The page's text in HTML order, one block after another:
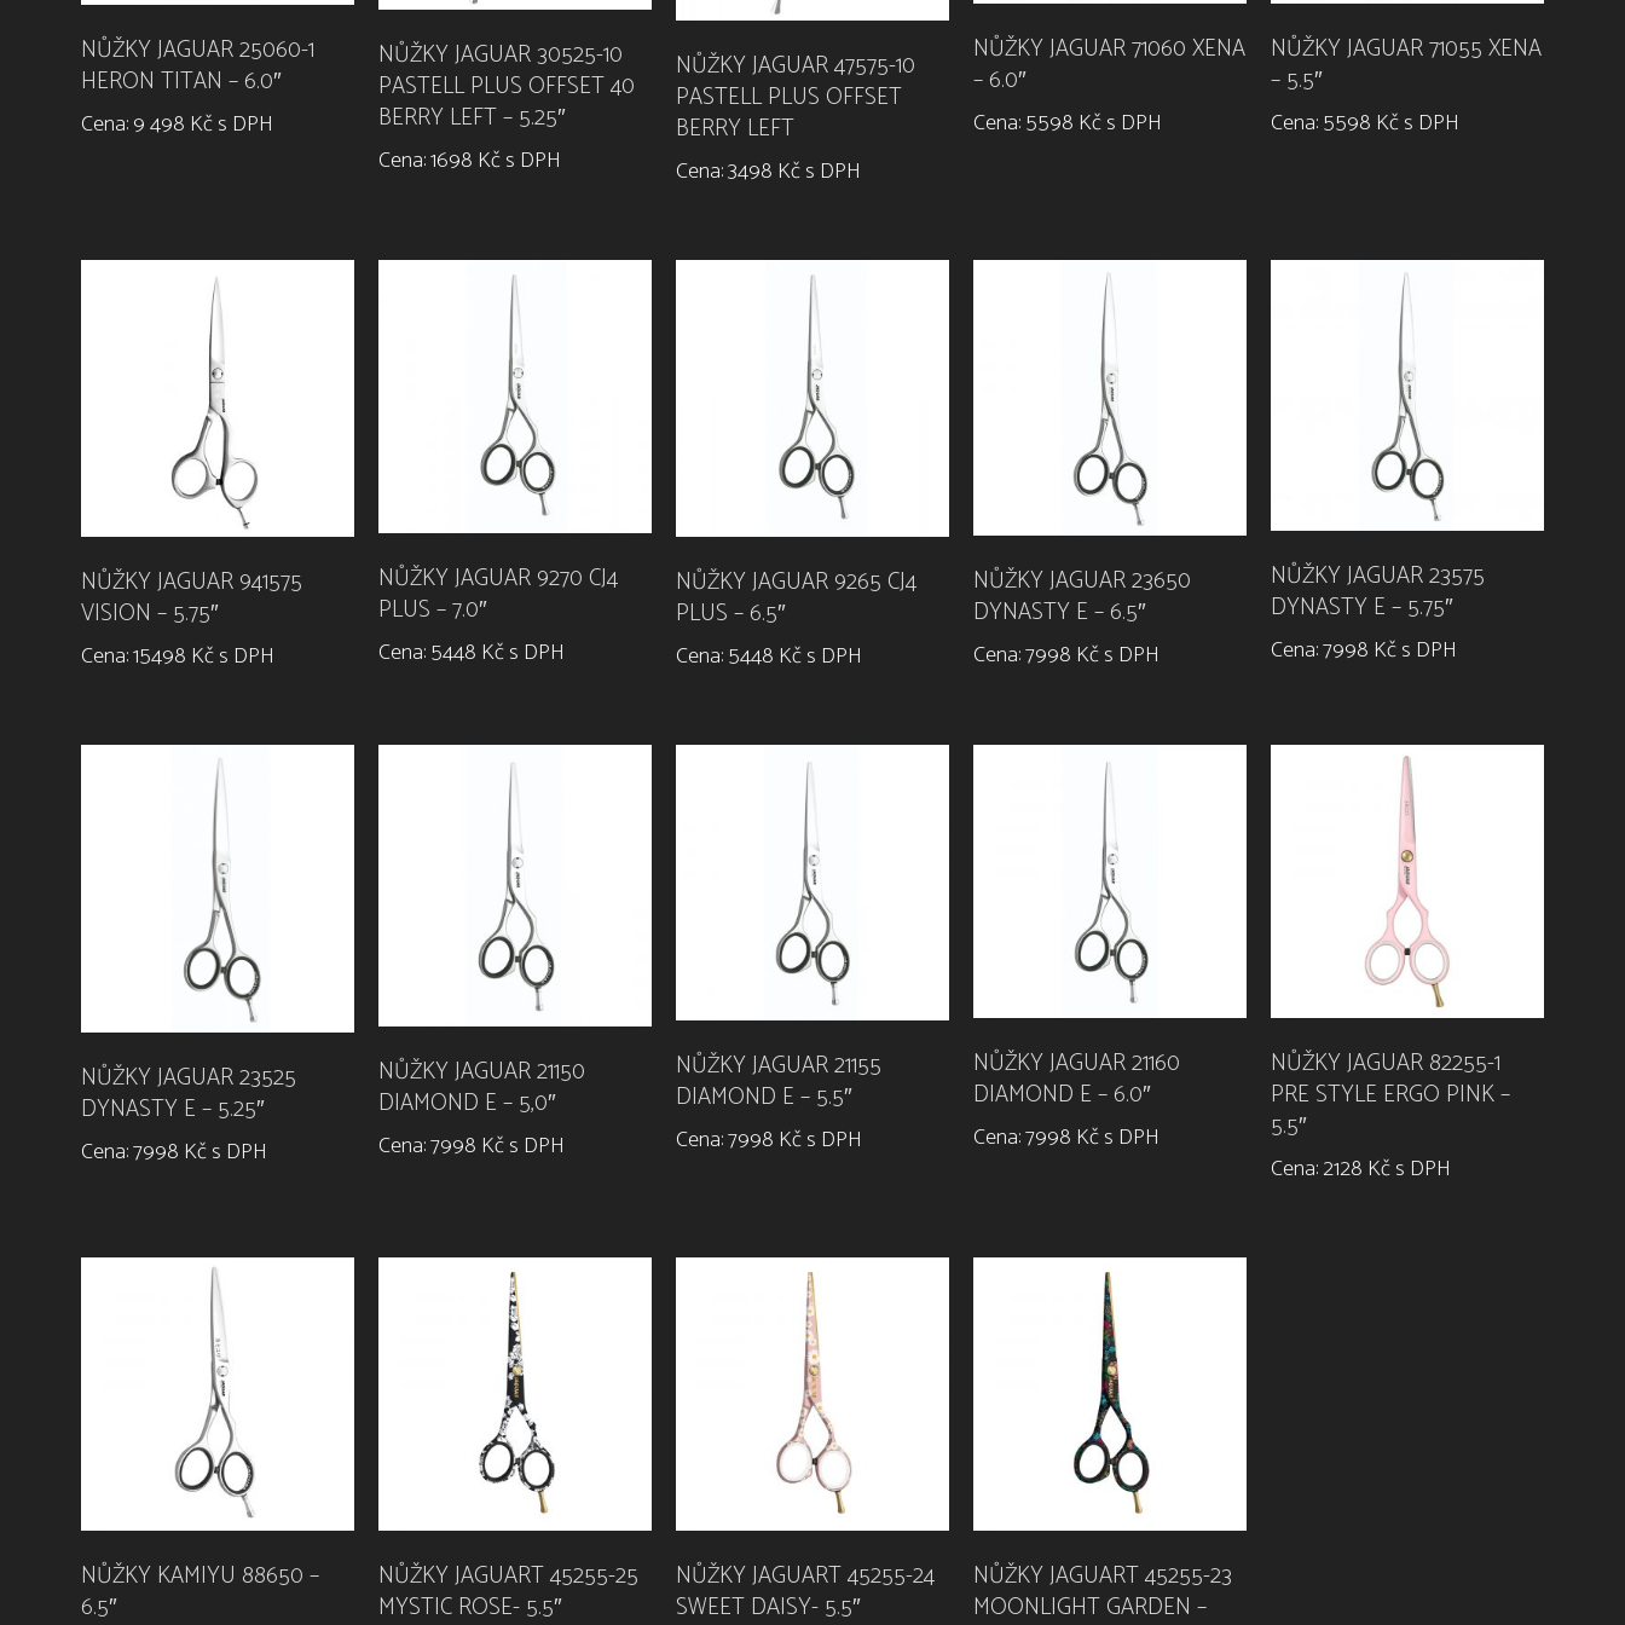
NŮŽKY JAGUAR 25060-1
HERON TITAN – 6.0″
Cena: 9 498 Kč s DPH
NŮŽKY JAGUAR 30525-10
PASTELL PLUS OFFSET 40
BERRY LEFT – 5.25″
Cena: 1698 Kč s DPH
NŮŽKY JAGUAR 47575-10
PASTELL PLUS OFFSET
BERRY LEFT
Cena: 3498 Kč s DPH
NŮŽKY JAGUAR 71060 XENA
– 6.0″
Cena: 5598 Kč s DPH
NŮŽKY JAGUAR 71055 XENA
– 5.5″
Cena: 5598 Kč s DPH
NŮŽKY JAGUAR 941575
VISION – 5.75″
Cena: 15498 Kč s DPH
NŮŽKY JAGUAR 9270 CJ4
PLUS – 7.0″
Cena: 5448 Kč s DPH
NŮŽKY JAGUAR 9265 CJ4
PLUS – 6.5″
Cena: 5448 Kč s DPH
NŮŽKY JAGUAR 23650
DYNASTY E – 6.5″
Cena: 7998 Kč s DPH
NŮŽKY JAGUAR 23575
DYNASTY E – 5.75″
Cena: 7998 Kč s DPH
NŮŽKY JAGUAR 23525
DYNASTY E – 5.25″
Cena: 7998 Kč s DPH
NŮŽKY JAGUAR 21150
DIAMOND E – 5,0″
Cena: 7998 Kč s DPH
NŮŽKY JAGUAR 21155
DIAMOND E – 5.5″
Cena: 7998 Kč s DPH
NŮŽKY JAGUAR 21160
DIAMOND E – 6.0″
Cena: 7998 Kč s DPH
NŮŽKY JAGUAR 82255-1
PRE STYLE ERGO PINK –
5.5″
Cena: 2128 Kč s DPH
NŮŽKY KAMIYU 88650 –
6.5″
NŮŽKY JAGUART 45255-25
MYSTIC ROSE- 5.5″
NŮŽKY JAGUART 45255-24
SWEET DAISY- 5.5″
NŮŽKY JAGUART 45255-23
MOONLIGHT GARDEN –